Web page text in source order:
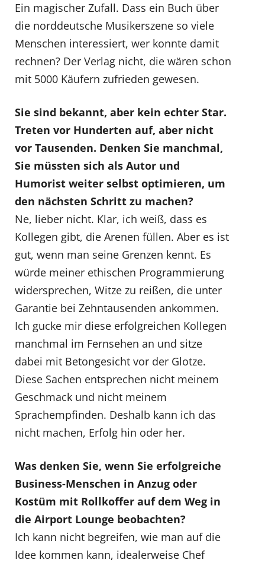
Ein magischer Zufall. Dass ein Buch über
die norddeutsche Musikerszene so viele
Menschen interessiert, wer konnte damit
rechnen? Der Verlag nicht, die wären schon
mit 5000 Käufern zufrieden gewesen.
Sie sind bekannt, aber kein echter Star.
Treten vor Hunderten auf, aber nicht
vor Tausenden. Denken Sie manchmal,
Sie müssten sich als Autor und
Humorist weiter selbst optimieren, um
den nächsten Schritt zu machen?
Ne, lieber nicht. Klar, ich weiß, dass es
Kollegen gibt, die Arenen füllen. Aber es ist
gut, wenn man seine Grenzen kennt. Es
würde meiner ethischen Programmierung
widersprechen, Witze zu reißen, die unter
Garantie bei Zehntausenden ankommen.
Ich gucke mir diese erfolgreichen Kollegen
manchmal im Fernsehen an und sitze
dabei mit Betongesicht vor der Glotze.
Diese Sachen entsprechen nicht meinem
Geschmack und nicht meinem
Sprachempfinden. Deshalb kann ich das
nicht machen, Erfolg hin oder her.
Was denken Sie, wenn Sie erfolgreiche
Business-Menschen in Anzug oder
Kostüm mit Rollkoffer auf dem Weg in
die Airport Lounge beobachten?
Ich kann nicht begreifen, wie man auf die
Idee kommen kann, idealerweise Chef